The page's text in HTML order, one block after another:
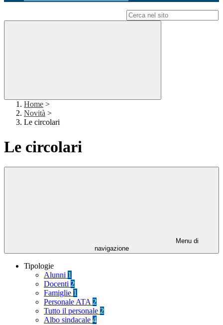
Home >
Novità >
Le circolari
Le circolari
Menu di
navigazione
Tipologie
Alunni 1
Docenti 2
Famiglie 1
Personale ATA 2
Tutto il personale 2
Albo sindacale 4